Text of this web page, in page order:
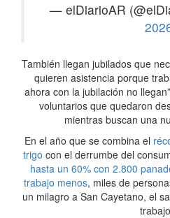
— elDiarioAR
También llegan jubilados que
quieren asistencia porque
ahora con la jubilación no
voluntarios que quedaron
mientras buscan una
En el año que se combina el
trigo con el derrumbe del
hasta un 60% con 2.800
trabajo menos, miles de
un milagro a San Cayetano, el